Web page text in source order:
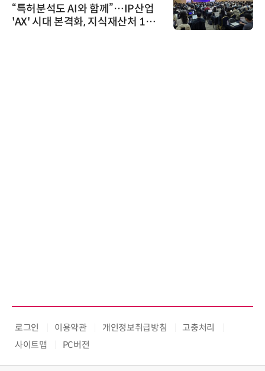
“특허분석도 AI와 함께”…IP산업
'AX' 시대 본격화, 지식재산처 1호
로그인 이용약관 개인정보취급방침
고충처리
사이트맵
PC버전